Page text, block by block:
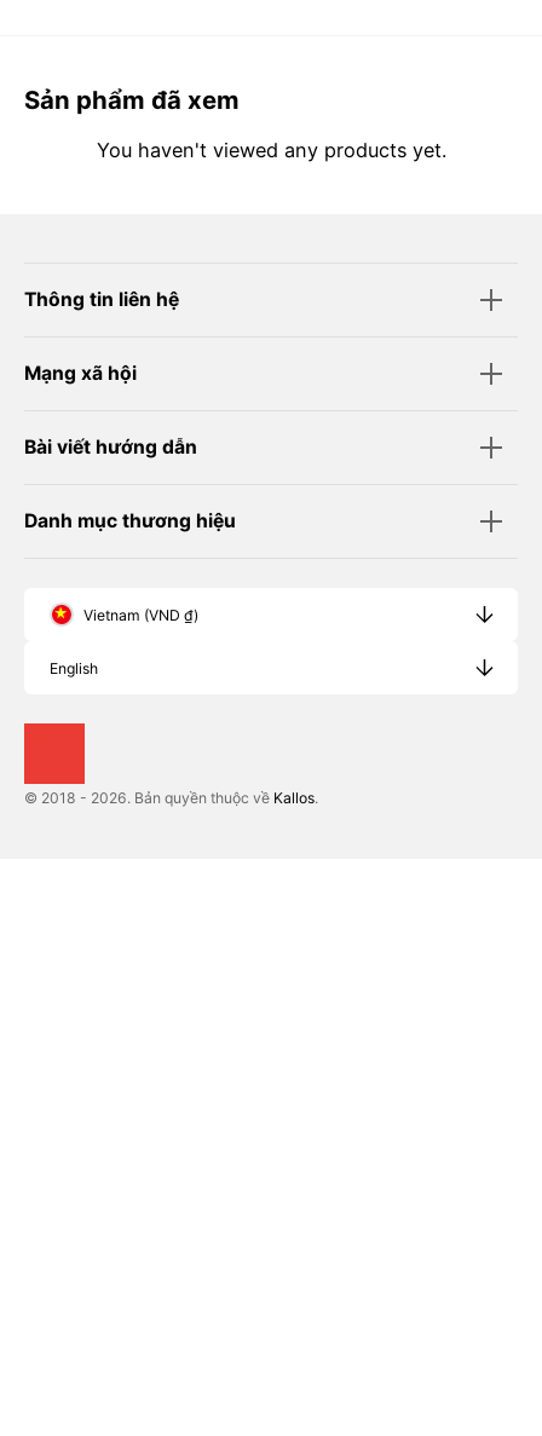
Sản phẩm đã xem
You haven't viewed any products yet.
Thông tin liên hệ
Mạng xã hội
Bài viết hướng dẫn
Danh mục thương hiệu
Vietnam (VND ₫)
English
© 2018 - 2026. Bản quyền thuộc về Kallos.